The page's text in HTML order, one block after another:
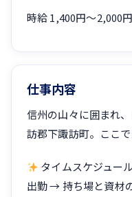
時給 1,400円〜2,000円
仕事内容
信州の山々に囲まれ
訪郡下諏訪町。ここ
タイムスケジュール
出勤 → 持ち場と資材